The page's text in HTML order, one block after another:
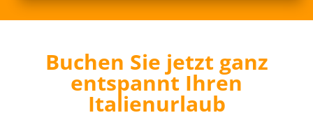
Buchen Sie jetzt ganz
entspannt Ihren
Italienurlaub